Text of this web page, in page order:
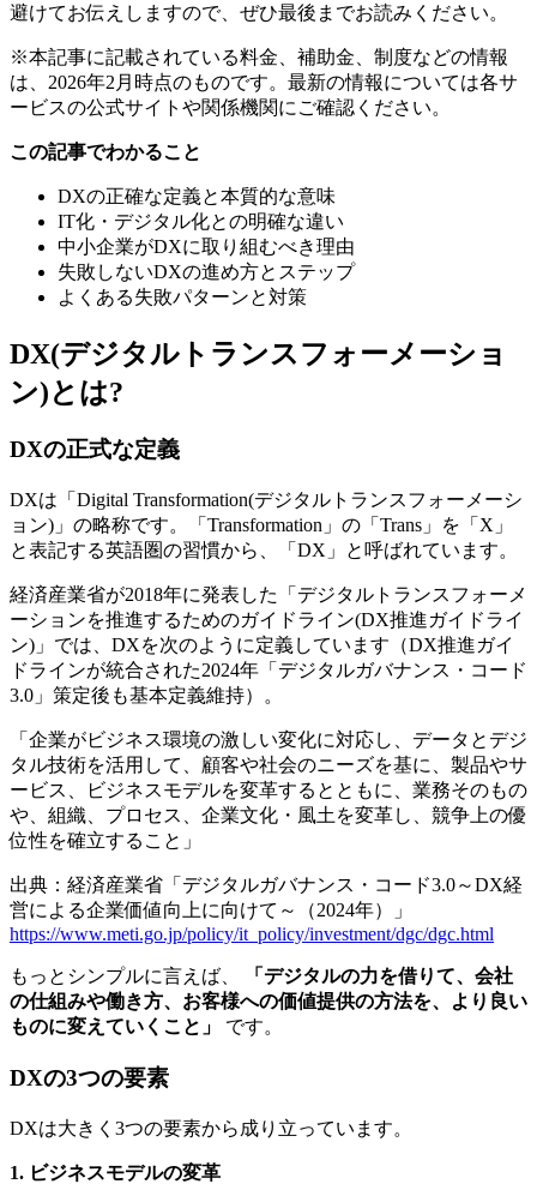
避けてお伝えしますので、ぜひ最後までお読みください。
※本記事に記載されている料金、補助金、制度などの情報
は、2026年2月時点のものです。最新の情報については各サ
ービスの公式サイトや関係機関にご確認ください。
この記事でわかること
DXの正確な定義と本質的な意味
IT化・デジタル化との明確な違い
中小企業がDXに取り組むべき理由
失敗しないDXの進め方とステップ
よくある失敗パターンと対策
DX(デジタルトランスフォーメーショ
ン)とは?
DXの正式な定義
DXは「Digital Transformation(デジタルトランスフォーメーシ
ョン)」の略称です。「Transformation」の「Trans」を「X」
と表記する英語圏の習慣から、「DX」と呼ばれています。
経済産業省が2018年に発表した「デジタルトランスフォーメ
ーションを推進するためのガイドライン(DX推進ガイドライ
ン)」では、DXを次のように定義しています（DX推進ガイ
ドラインが統合された2024年「デジタルガバナンス・コード
3.0」策定後も基本定義維持）。
「企業がビジネス環境の激しい変化に対応し、データとデジ
タル技術を活用して、顧客や社会のニーズを基に、製品やサ
ービス、ビジネスモデルを変革するとともに、業務そのもの
や、組織、プロセス、企業文化・風土を変革し、競争上の優
位性を確立すること」
出典：経済産業省「デジタルガバナンス・コード3.0～DX経
営による企業価値向上に向けて～（2024年）」
https://www.meti.go.jp/policy/it_policy/investment/dgc/dgc.html
もっとシンプルに言えば、
「デジタルの力を借りて、会社
の仕組みや働き方、お客様への価値提供の方法を、より良い
ものに変えていくこと」
です。
DXの3つの要素
DXは大きく3つの要素から成り立っています。
1. ビジネスモデルの変革